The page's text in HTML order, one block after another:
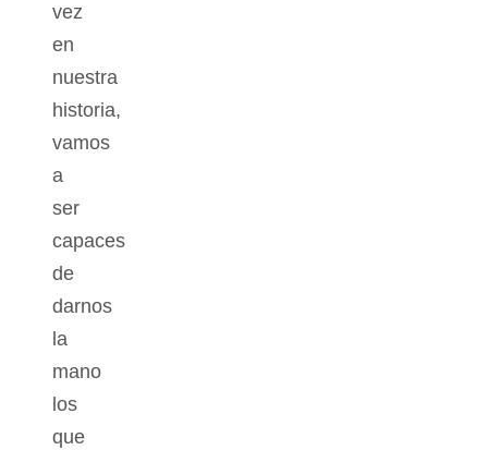
vez
en
nuestra
historia,
vamos
a
ser
capaces
de
darnos
la
mano
los
que